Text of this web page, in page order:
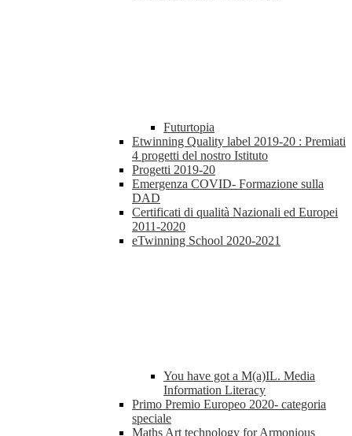
Futurtopia
Etwinning Quality label 2019-20 : Premiati
4 progetti del nostro Istituto
Progetti 2019-20
Emergenza COVID- Formazione sulla
DAD
Certificati di qualità Nazionali ed Europei
2011-2020
eTwinning School 2020-2021
You have got a M(a)IL. Media
Information Literacy
Primo Premio Europeo 2020- categoria
speciale
Maths Art technology for Armonious